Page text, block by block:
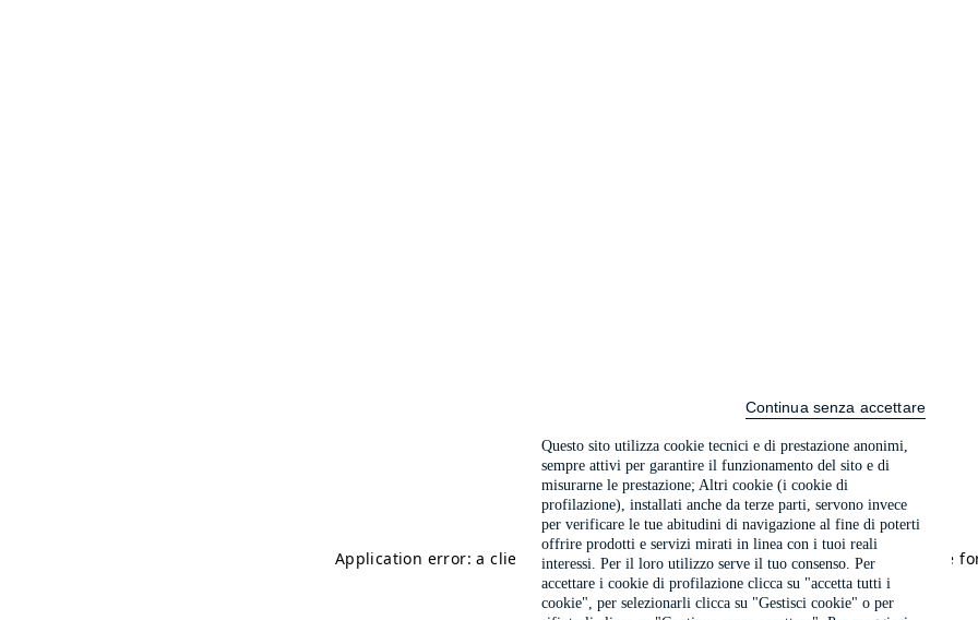
Application error: a client-side exception has occurred (see the browser console
Questo sito utilizza cookie tecnici e di prestazione anonimi,
sempre attivi per garantire il funzionamento del sito e di
misurarne le prestazione; Altri cookie (i cookie di
profilazione), installati anche da terze parti, servono invece
per verificare le tue abitudini di navigazione al fine di poterti
offrire prodotti e servizi mirati in linea con i tuoi reali
interessi. Per il loro utilizzo serve il tuo consenso. Per
accettare i cookie di profilazione clicca su "accetta tutti i
cookie", per selezionarli clicca su "Gestisci cookie" o per
Continua senza accettare